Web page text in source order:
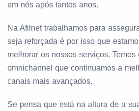
em nós após tantos anos.
Na Afilnet trabalhamos para
seja reforçada é por isso que
melhorar os nossos serviços. Temos
omnichannel que continuamos a
canais mais avançados.
Se pensa que está na altura de a